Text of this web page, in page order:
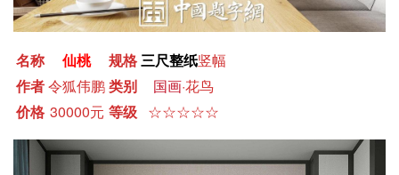
名称 仙桃 规格三尺整纸竖幅
作者令狐伟鹏类别 国画·花鸟
价格 30000元 等级 ☆☆☆☆☆